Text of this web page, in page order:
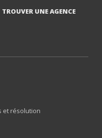
TROUVER UNE AGENCE
et résolution